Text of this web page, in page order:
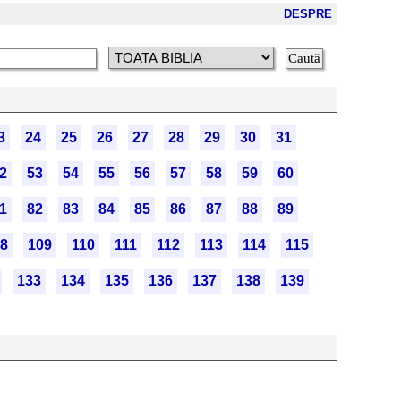
DESPRE
24 25 26 27 28 29 30 31
53 54 55 56 57 58 59 60
82 83 84 85 86 87 88 89
109 110 111 112 113 114 115
133 134 135 136 137 138 139